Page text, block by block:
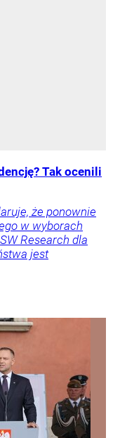
Tak ocenili
że ponownie
w wyborach
Research dla
jest